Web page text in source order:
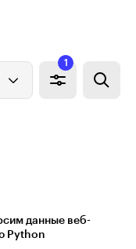
1
данные веб-
Python